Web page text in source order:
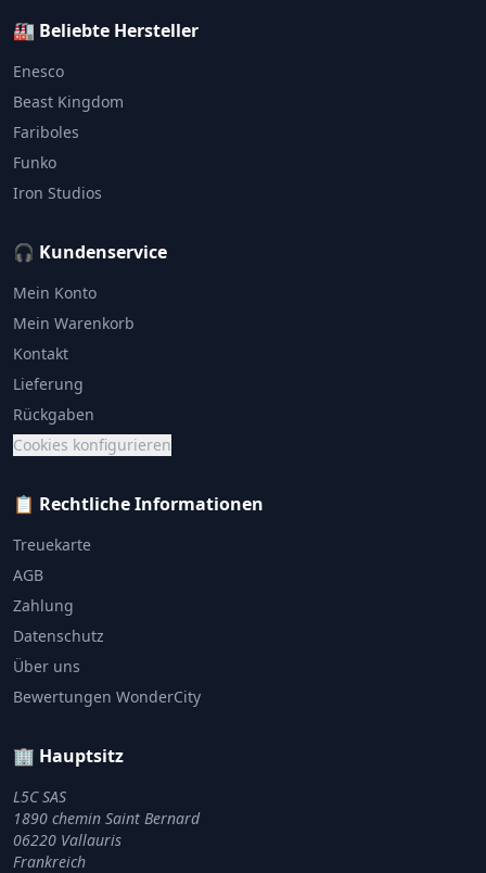
🏭 Beliebte Hersteller
Enesco
Beast Kingdom
Fariboles
Funko
Iron Studios
🎧 Kundenservice
Mein Konto
Mein Warenkorb
Kontakt
Lieferung
Rückgaben
Cookies konfigurieren
📋 Rechtliche Informationen
Treuekarte
AGB
Zahlung
Datenschutz
Über uns
Bewertungen WonderCity
🏢 Hauptsitz
L5C SAS
1890 chemin Saint Bernard
06220 Vallauris
Frankreich